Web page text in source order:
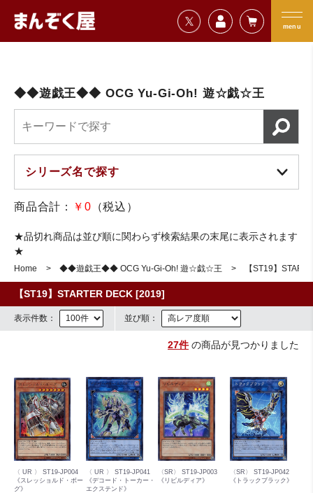
=================================
menu
まんぞく屋 格安TCG通販
◆◆遊戯王◆◆ OCG Yu-Gi-Oh! 遊☆戯☆王
商品合計： ￥0 （税込）
★品切れ商品は並び順に関わらず検索結果の末尾に表示されます
★
Home ◆◆遊戯王◆◆ OCG Yu-Gi-Oh! 遊☆戯☆王 【ST19】
【ST19】STARTER DECK [2019]
表示件数： 並び順：
27件の商品が見つかりました
〈 UR 〉 ST19-JP004
《スレッショルド・ボー
グ》
〈 UR 〉 ST19-JP041
《デコード・トーカー・
エクステンド》
〈SR〉 ST19-JP003
《リビルディア》
〈SR〉 ST19-JP042
《トラックブラック》